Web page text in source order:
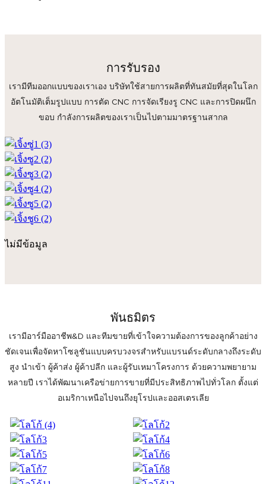
การรับรอง
เรามีทีมออกแบบของเราเอง บริษัทใช้สายการผลิตที่ทันสมัยที่สุดในโลก
อัตโนมัติเต็มรูปแบบ การตัด CNC การจัดเรียงรู CNC และการปิดผนึก
ขอบ กำลังการผลิตของเราเป็นไปตามมาตรฐานสากล
ไม่มีข้อมูล
พันธมิตร
เรามีอาร์มืออาชีพ&D และทีมขายที่เข้าใจความต้องการของลูกค้าอย่าง
ชัดเจนเพื่อจัดหาโซลูชันแบบครบวงจรสำหรับแบรนด์ระดับกลางถึงระดับ
สูง นำเข้า ผู้ค้าส่ง ผู้ค้าปลีก และผู้รับเหมาโครงการ ด้วยความพยายาม
หลายปี เราได้พัฒนาเครือข่ายการขายที่มีประสิทธิภาพไปทั่วโลก ตั้งแต่
อเมริกาเหนือไปจนถึงยุโรปและออสเตรเลีย